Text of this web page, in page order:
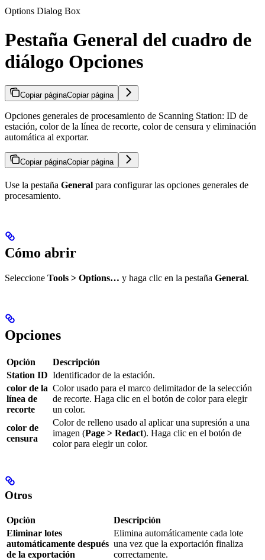
Options Dialog Box
Pestaña General del cuadro de
diálogo Opciones
Copiar páginaCopiar página
Opciones generales de procesamiento de Scanning Station: ID de
estación, color de la línea de recorte, color de censura y eliminación
automática al exportar.
Copiar páginaCopiar página
Use la pestaña General para configurar las opciones generales de
procesamiento.
Cómo abrir
Seleccione Tools > Options… y haga clic en la pestaña General.
Opciones
Opción
Descripción
Station ID Identificador de la estación.
color de la
línea de
recorte
Color usado para el marco delimitador de la selección
de recorte. Haga clic en el botón de color para elegir
un color.
color de
censura
Color de relleno usado al aplicar una supresión a una
imagen (Page > Redact). Haga clic en el botón de
color para elegir un color.
Otros
Opción
Descripción
Eliminar lotes
automáticamente después
de la exportación
Elimina automáticamente cada lote
una vez que la exportación finaliza
correctamente.